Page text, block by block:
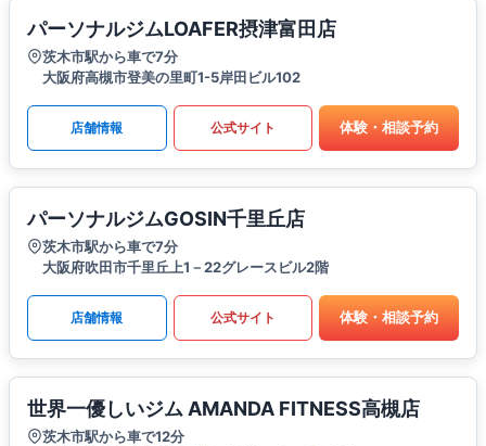
パーソナルジムLOAFER摂津富田店
茨木市駅から車で7分
大阪府高槻市登美の里町1-5岸田ビル102
店舗情報 公式サイト 体験・相談予約
パーソナルジムGOSIN千里丘店
茨木市駅から車で7分
大阪府吹田市千里丘上1－22グレースビル2階
店舗情報 公式サイト 体験・相談予約
世界一優しいジム AMANDA FITNESS高槻店
茨木市駅から車で12分